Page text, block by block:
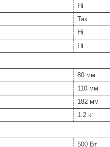
Ні
Так
Ні
Ні
80 мм
110 мм
182 мм
1.2 кг
500 Вт